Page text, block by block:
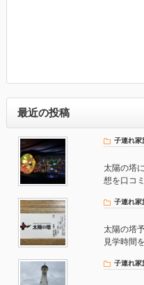
最近の投稿
子連れ家
太陽の塔
想を口コミ
子連れ家
太陽の塔
見学時間
子連れ家